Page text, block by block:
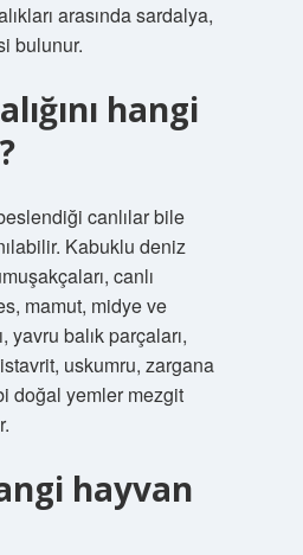
arasında sardalya,
bulunur.
hangi
canlılar bile
Kabuklu deniz
canlı
mamut, midye ve
yavru balık parçaları,
uskumru, zargana
doğal yemler mezgit
hayvan